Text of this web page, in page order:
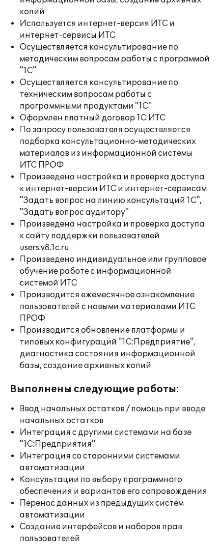
копий
Используется интернет-версия ИТС и
интернет-сервисы ИТС
Осуществляется консультирование по
методическим вопросам работы с программой
"1С"
Осуществляется консультирование по
техническим вопросам работы с
программными продуктами "1С"
Оформлен платный договор 1С:ИТС
По запросу пользователя осуществляется
подборка консультационно-методических
материалов из информационной системы
ИТС ПРОФ
Произведена настройка и проверка доступа
к интернет-версии ИТС и интернет-сервисам
"Задать вопрос на линию консультаций 1С",
"Задать вопрос аудитору"
Произведена настройка и проверка доступа
к сайту поддержки пользователей
users.v8.1c.ru
Произведено индивидуальное или групповое
обучение работе с информационной
системой ИТС
Производится ежемесячное ознакомление
пользователей с новыми материалами ИТС
ПРОФ
Производится обновление платформы и
типовых конфигураций "1С:Предприятие",
диагностика состояния информационной
базы, создание архивных копий
Выполнены следующие работы:
Ввод начальных остатков / помощь при вводе
начальных остатков
Интеграция с другими системами на базе
"1С:Предприятия"
Интеграция со сторонними системами
автоматизации
Консультации по выбору программного
обеспечения и вариантов его сопровождения
Перенос данных из предыдущих систем
автоматизации
Создание интерфейсов и наборов прав
пользователей